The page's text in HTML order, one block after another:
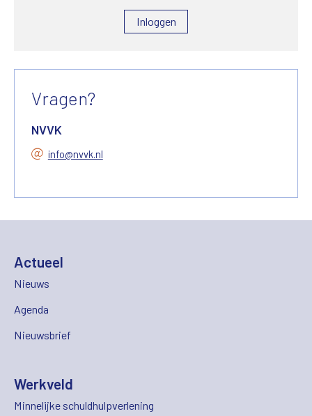
Inloggen
Vragen?
NVVK
info@nvvk.nl
Actueel
Nieuws
Agenda
Nieuwsbrief
Werkveld
Minnelijke schuldhulpverlening